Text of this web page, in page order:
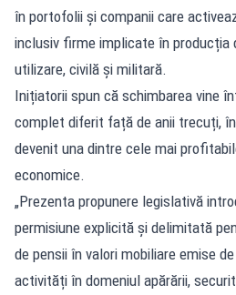
în portofolii și companii care
inclusiv firme implicate în producția
utilizare, civilă și militară.
Inițiatorii spun că schimbarea vine
complet diferit față de anii trecuți,
devenit una dintre cele mai
economice.
„Prezenta propunere legislativă
permisiune explicită și delimitată
de pensii în valori mobiliare emise
activități în domeniul apărării,